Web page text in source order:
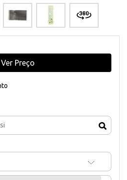
Ver Preço